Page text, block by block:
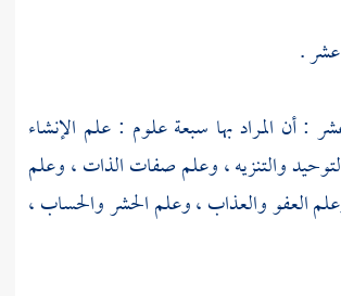
.
: أن المراد بها سبعة علوم : علم الإنشاء
والتنزيه ، وعلم صفات الذات ، وعلم
العفو والعذاب ، وعلم الحشر والحساب ،